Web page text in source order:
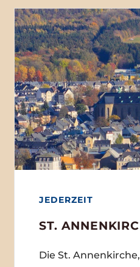
JEDERZEIT
ST.
Die St.